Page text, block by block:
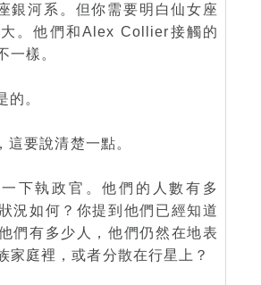
銀河系。但你需要明白仙女座
。他們和Alex Collier接觸的
一樣。
的。
這要說清楚一點。
下執政官。他們的人數有多
況如何？你提到他們已經知道
們有多少人，他們仍然在地表
家庭裡，或者分散在行星上？